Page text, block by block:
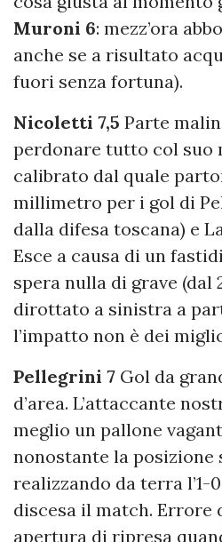
Muroni 6: mezz’ora
anche se a risultato
fuori senza fortuna).
Nicoletti 7,5 Parte
perdonare tutto col suo
calibrato dal quale
millimetro per i gol di
dalla difesa toscana) e
Esce a causa di un
spera nulla di grave (dal
dirottato a sinistra a
l’impatto non è dei
Pellegrini 7 Gol da
d’area. L’attaccante
meglio un pallone
nonostante la posizione
realizzando da terra l’1-
discesa il match. Errore
apertura di ripresa